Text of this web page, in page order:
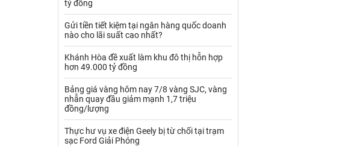
Than
Thủy hải sản khác Tôm
VLXD khác Xăng dầu
Xi măng - Clynker
tỷ đồng
Gửi tiền tiết kiệm tại ngân hàng quốc doanh
nào cho lãi suất cao nhất?
Khánh Hòa đề xuất làm khu đô thị hỗn hợp
hơn 49.000 tỷ đồng
Bảng giá vàng hôm nay 7/8 vàng SJC, vàng
nhẫn quay đầu giảm mạnh 1,7 triệu
đồng/lượng
Thực hư vụ xe điện Geely bị từ chối tại trạm
sạc Ford Giải Phóng